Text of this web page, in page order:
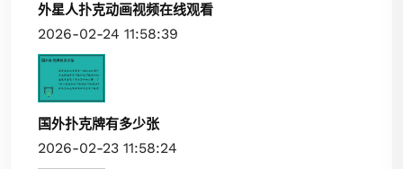
外星人扑克动画视频在线观看
2026-02-24 11:58:39
国外扑克牌有多少张
2026-02-23 11:58:24